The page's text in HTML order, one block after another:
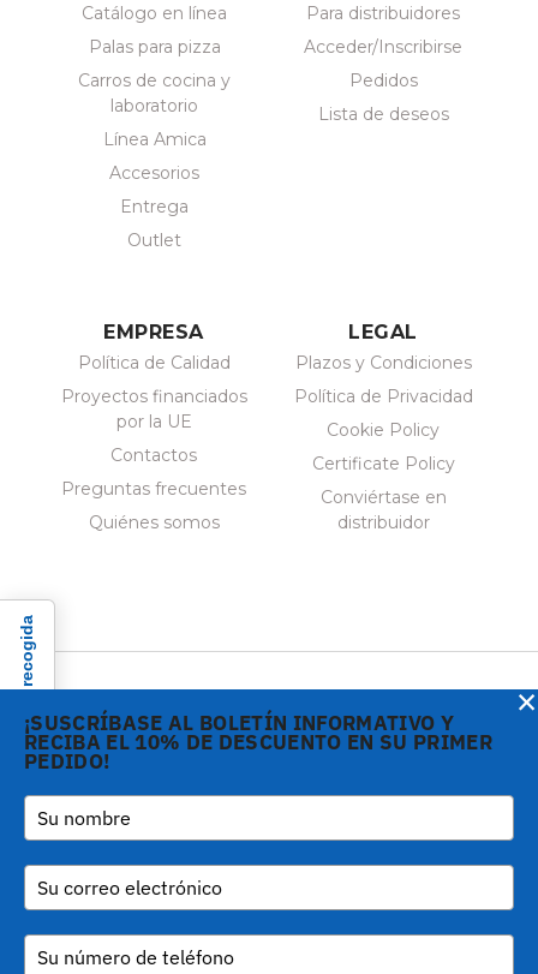
Catálogo en línea
Palas para pizza
Carros de cocina y
laboratorio
Línea Amica
Accesorios
Entrega
Outlet
Para distribuidores
Acceder/Inscribirse
Pedidos
Lista de deseos
EMPRESA
Política de Calidad
Proyectos financiados
por la UE
Contactos
Preguntas frecuentes
Quiénes somos
LEGAL
Plazos y Condiciones
Política de Privacidad
Cookie Policy
Certificate Policy
Conviértase en
distribuidor
Copyright © 2026 Gi.Metal
srl - VAT no. 01888690979
Via Croce Rossa 1/C - 51037
Montale PT
Teléfono:+39 0573
1943680-
UI v. 0.0.240 prod
(gde890d5 15/07/26tag
Aviso en el momento de la recogida¡SUSCRÍBASE AL BOLETÍN INFORMATIVO Y
RECIBA EL 10% DE DESCUENTO EN SU PRIMER
PEDIDO!
×